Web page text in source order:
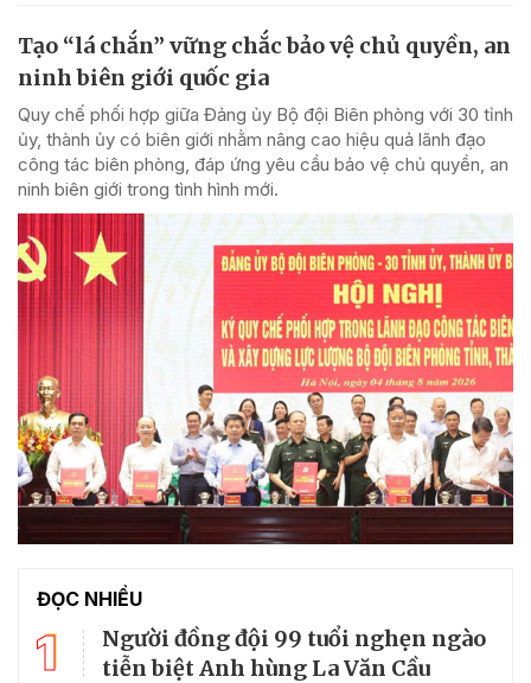
Tạo “lá chắn” vững chắc bảo vệ chủ quyền, an
ninh biên giới quốc gia
Quy chế phối hợp giữa Đảng ủy Bộ đội Biên phòng với 30 tỉnh
ủy, thành ủy có biên giới nhằm nâng cao hiệu quả lãnh đạo
công tác biên phòng, đáp ứng yêu cầu bảo vệ chủ quyền, an
ninh biên giới trong tình hình mới.
ĐỌC NHIỀU
1
Người đồng đội 99 tuổi nghẹn ngào
tiễn biệt Anh hùng La Văn Cầu